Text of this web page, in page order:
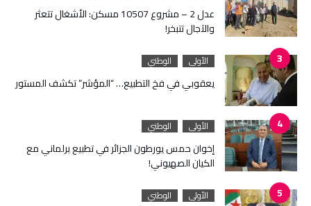
عدل 2 – مشروع 10507 مسكن: الأشغال تتعثر
والآجال تتبخر!
الأولى الوطني
يعقوبي في فخ التطبيع… “المؤشر” تكشف المستور
الأولى الوطني
إخوان حمس يورطون الجزائر في تطبيع برلماني مع
الكيان الصهيوني!
الأولى الوطني